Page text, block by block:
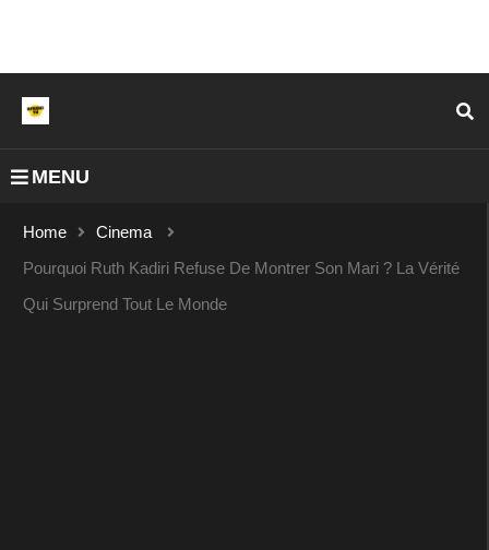
MENU
Home
Cinema
Pourquoi Ruth Kadiri Refuse De Montrer Son Mari ? La Vérité
Qui Surprend Tout Le Monde